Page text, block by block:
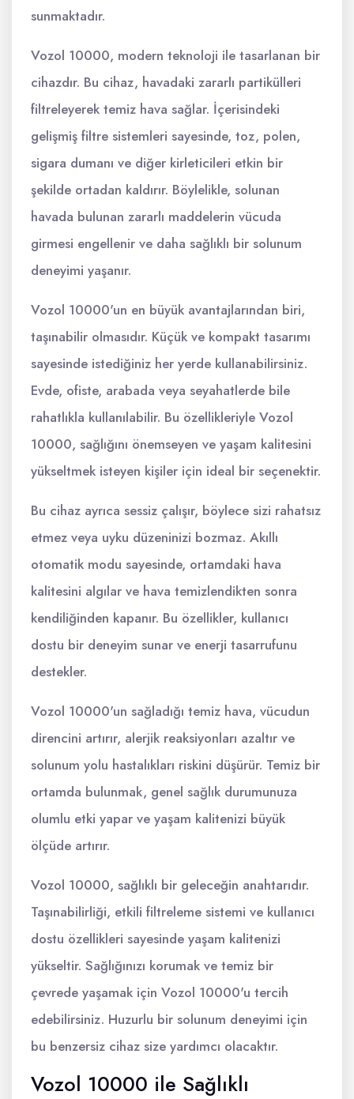
sunmaktadır.
Vozol 10000, modern teknoloji ile tasarlanan bir
cihazdır. Bu cihaz, havadaki zararlı partikülleri
filtreleyerek temiz hava sağlar. İçerisindeki
gelişmiş filtre sistemleri sayesinde, toz, polen,
sigara dumanı ve diğer kirleticileri etkin bir
şekilde ortadan kaldırır. Böylelikle, solunan
havada bulunan zararlı maddelerin vücuda
girmesi engellenir ve daha sağlıklı bir solunum
deneyimi yaşanır.
Vozol 10000'un en büyük avantajlarından biri,
taşınabilir olmasıdır. Küçük ve kompakt tasarımı
sayesinde istediğiniz her yerde kullanabilirsiniz.
Evde, ofiste, arabada veya seyahatlerde bile
rahatlıkla kullanılabilir. Bu özellikleriyle Vozol
10000, sağlığını önemseyen ve yaşam kalitesini
yükseltmek isteyen kişiler için ideal bir seçenektir.
Bu cihaz ayrıca sessiz çalışır, böylece sizi rahatsız
etmez veya uyku düzeninizi bozmaz. Akıllı
otomatik modu sayesinde, ortamdaki hava
kalitesini algılar ve hava temizlendikten sonra
kendiliğinden kapanır. Bu özellikler, kullanıcı
dostu bir deneyim sunar ve enerji tasarrufunu
destekler.
Vozol 10000'un sağladığı temiz hava, vücudun
direncini artırır, alerjik reaksiyonları azaltır ve
solunum yolu hastalıkları riskini düşürür. Temiz bir
ortamda bulunmak, genel sağlık durumunuza
olumlu etki yapar ve yaşam kalitenizi büyük
ölçüde artırır.
Vozol 10000, sağlıklı bir geleceğin anahtarıdır.
Taşınabilirliği, etkili filtreleme sistemi ve kullanıcı
dostu özellikleri sayesinde yaşam kalitenizi
yükseltir. Sağlığınızı korumak ve temiz bir
çevrede yaşamak için Vozol 10000'u tercih
edebilirsiniz. Huzurlu bir solunum deneyimi için
bu benzersiz cihaz size yardımcı olacaktır.
Vozol 10000 ile Sağlıklı